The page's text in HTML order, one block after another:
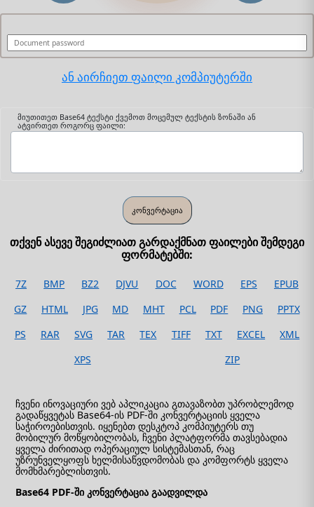
ან აირჩიეთ ფაილი კომპიუტერში
მიუთითეთ Base64 ტექსტი ქვემოთ მოცემულ ტექსტის ზონაში ან
ატვირთეთ როგორც ფაილი:
თქვენ ასევე შეგიძლიათ გარდაქმნათ ფაილები შემდეგი
ფორმატებში:
7Z BMP BZ2 DJVU DOC WORD EPS
EPUB
GZ
HTML JPG MD MHT PCL PDF PNG
PPTX
PS
RAR SVG TAR TEX TIFF TXT EXCEL
XML
XPS
ZIP
ჩვენი ინოვაციური ვებ აპლიკაცია გთავაზობთ უპრობლემოდ
გადაწყვეტას Base64-ის PDF-ში კონვერტაციის ყველა
საჭიროებისთვის. იყენებთ დესკტოპ კომპიუტერს თუ
მობილურ მოწყობილობას, ჩვენი პლატფორმა თავსებადია
ყველა ძირითად ოპერაციულ სისტემასთან, რაც
უზრუნველყოფს ხელმისაწვდომობას და კომფორტს ყველა
მომხმარებლისთვის.
Base64 PDF-ში კონვერტაცია გაადვილდა